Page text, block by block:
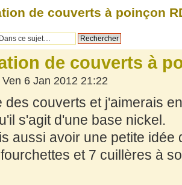
de couverts à poinçon
de couverts à
Ven 6 Jan 2012 21:22
des couverts et j'aimerais
s'agit d'une base nickel.
aussi avoir une petite idée
et 7 cuillères à